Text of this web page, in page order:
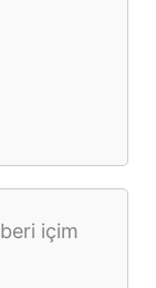
içim